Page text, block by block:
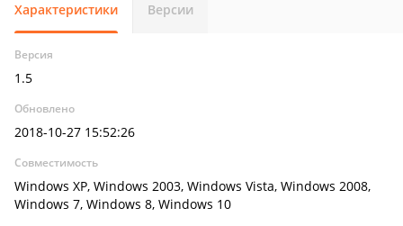
Характеристики Версии
Версия
1.5
Обновлено
2018-10-27 15:52:26
Совместимость
Windows XP, Windows 2003, Windows Vista, Windows 2008,
Windows 7, Windows 8, Windows 10